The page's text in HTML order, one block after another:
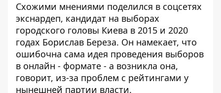
Схожими мнениями поделился в соцсетях
экснардеп, кандидат на выборах
городского головы Киева в 2015 и 2020
годах Борислав Береза. Он намекает, что
ошибочна сама идея проведения выборов
в онлайн - формате - а возникла она,
говорит, из-за проблем с рейтингами у
нынешней партии власти.